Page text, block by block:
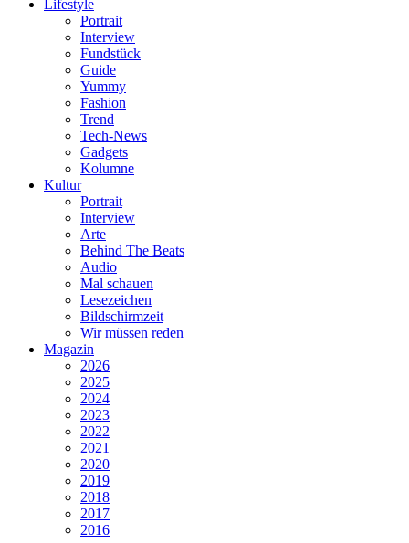
Lifestyle
Portrait
Interview
Fundstück
Guide
Yummy
Fashion
Trend
Tech-News
Gadgets
Kolumne
Kultur
Portrait
Interview
Arte
Behind The Beats
Audio
Mal schauen
Lesezeichen
Bildschirmzeit
Wir müssen reden
Magazin
2026
2025
2024
2023
2022
2021
2020
2019
2018
2017
2016